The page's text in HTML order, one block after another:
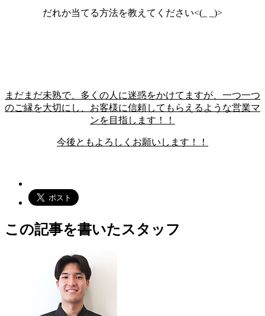
だれか当てる方法を教えてください<(_ _)>
まだまだ未熟で、多くの人に迷惑をかけてますが、一つ一つ
のご縁を大切にし、お客様に信頼してもらえるような営業マ
ンを目指します！！
今後ともよろしくお願いします！！
この記事を書いたスタッフ